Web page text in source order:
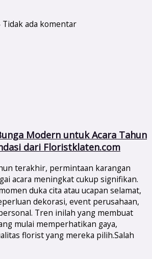
Tidak ada komentar
Modern untuk Acara Tahun
dari Floristklaten.com
terakhir, permintaan karangan
acara meningkat cukup signifikan.
duka cita atau ucapan selamat,
dekorasi, event perusahaan,
Tren inilah yang membuat
mulai memperhatikan gaya,
florist yang mereka pilih.Salah